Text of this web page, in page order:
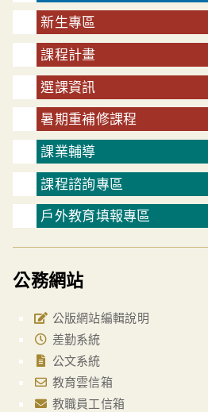
新生專區
課程計畫
選課資訊
暑期重補修課程
課業輔導
課程諮詢專區
戶外教育填報專區
公務網站
公版網站編輯說明
差勤系統
公文系統
教育雲信箱
教職員工信箱